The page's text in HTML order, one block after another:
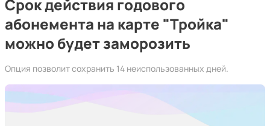
Срок действия годового
абонемента на карте "Тройка"
можно будет заморозить
Опция позволит сохранить 14 неиспользованных дней.